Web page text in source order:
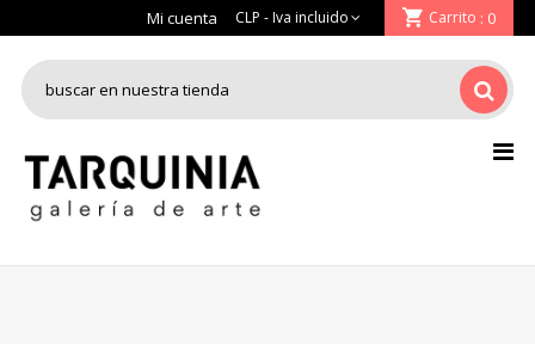
Mi cuenta Carrito : 0